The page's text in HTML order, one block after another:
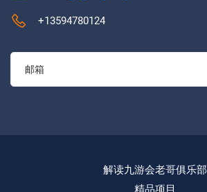
+13594780124
解读九游会老哥俱乐部
精品项目